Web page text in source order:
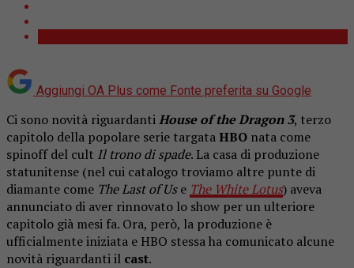
Aggiungi OA Plus come Fonte preferita su Google
Ci sono novità riguardantiHouse of the Dragon 3, terzo
capitolo della popolare serie targata HBO nata come
spinoff del cult Il trono di spade. La casa di produzione
statunitense (nel cui catalogo troviamo altre punte di
diamante come The Last of Use The White Lotus) aveva
annunciato di aver rinnovato lo show per un ulteriore
capitolo già mesi fa. Ora, però, la produzione è
ufficialmente iniziata e HBO stessa ha comunicato alcune
novità riguardanti il cast.